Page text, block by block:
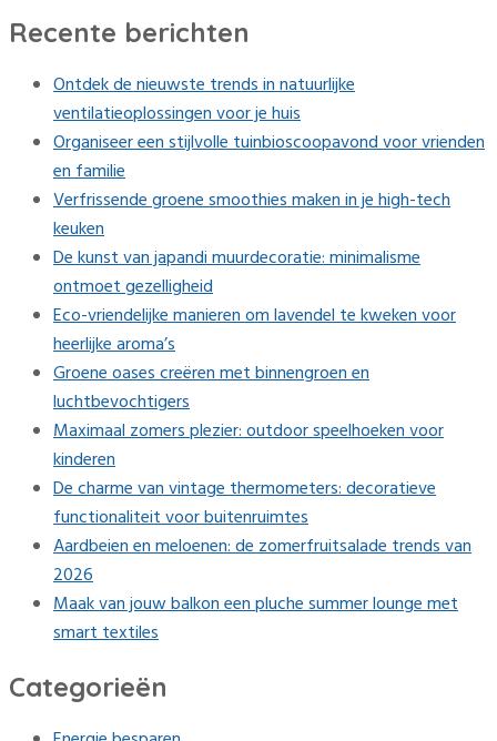
Recente berichten
Ontdek de nieuwste trends in natuurlijke
ventilatieoplossingen voor je huis
Organiseer een stijlvolle tuinbioscoopavond voor vrienden
en familie
Verfrissende groene smoothies maken in je high-tech
keuken
De kunst van japandi muurdecoratie: minimalisme
ontmoet gezelligheid
Eco-vriendelijke manieren om lavendel te kweken voor
heerlijke aroma’s
Groene oases creëren met binnengroen en
luchtbevochtigers
Maximaal zomers plezier: outdoor speelhoeken voor
kinderen
De charme van vintage thermometers: decoratieve
functionaliteit voor buitenruimtes
Aardbeien en meloenen: de zomerfruitsalade trends van
2026
Maak van jouw balkon een pluche summer lounge met
smart textiles
Categorieën